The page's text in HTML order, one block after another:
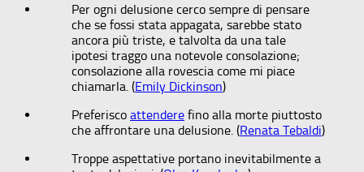
Per ogni delusione cerco sempre di pensare
che se fossi stata appagata, sarebbe stato
ancora più triste, e talvolta da una tale
ipotesi traggo una notevole consolazione;
consolazione alla rovescia come mi piace
chiamarla. (Emily Dickinson)
Preferisco attendere fino alla morte piuttosto
che affrontare una delusione. (Renata Tebaldi)
Troppe aspettative portano inevitabilmente a